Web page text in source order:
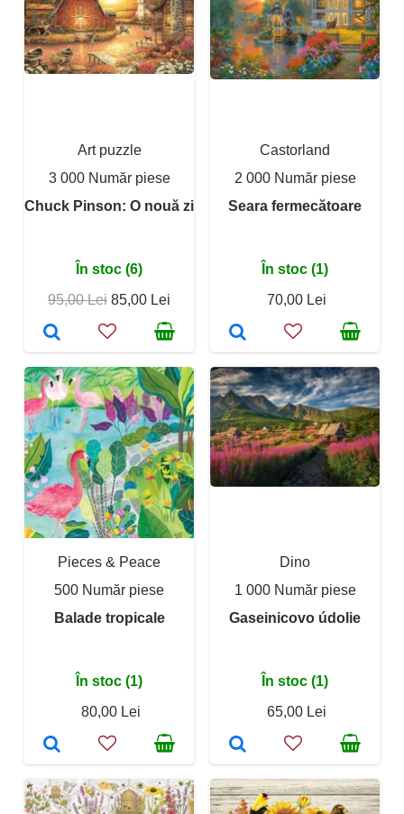
Art puzzle
3 000 Număr piese
Chuck Pinson: O nouă zi
În stoc (6)
95,00 Lei 85,00 Lei
Castorland
2 000 Număr piese
Seara fermecătoare
În stoc (1)
70,00 Lei
Pieces & Peace
500 Număr piese
Balade tropicale
În stoc (1)
80,00 Lei
Dino
1 000 Număr piese
Gaseinicovo údolie
În stoc (1)
65,00 Lei